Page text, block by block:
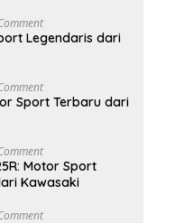
Legendaris dari
Sport Terbaru dari
Motor Sport
Kawasaki